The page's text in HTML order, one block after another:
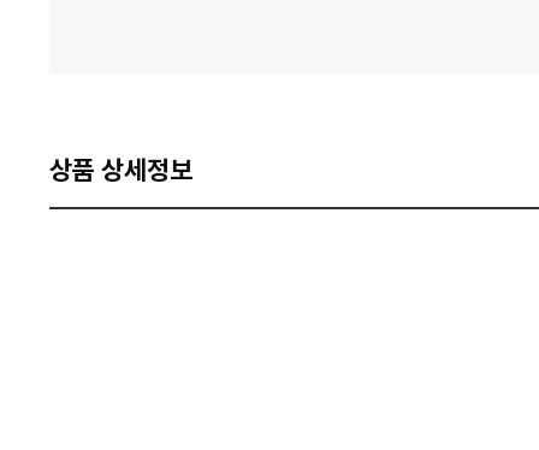
상품 상세정보